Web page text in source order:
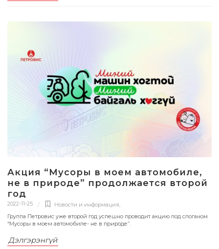
Акция “Мусоры в моем автомобиле,
не в природе” продолжается второй
год
2022-11-25 Новости и информация,
Группа Петровис уже второй год успешно проводит акцию под слоганом
“Мусоры в моем автомобиле- не в природе”.
Дэлгэрэнгүй